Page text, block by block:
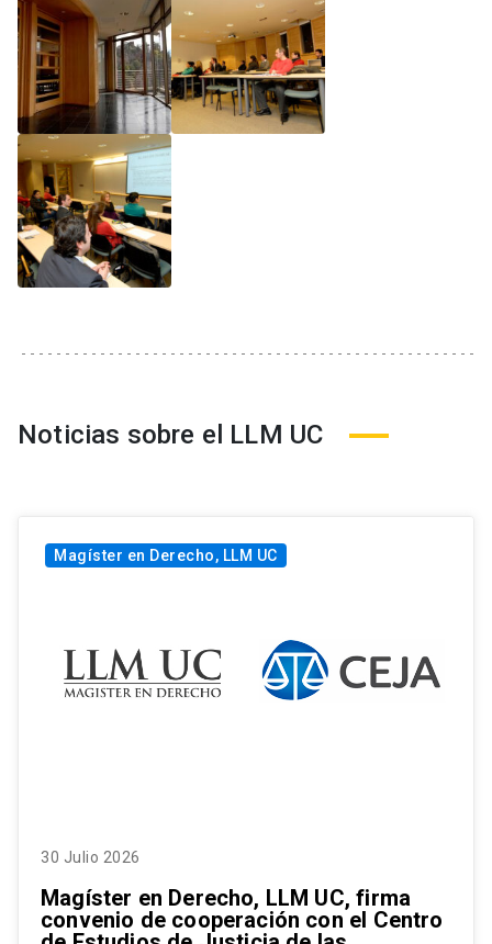
Noticias sobre el LLM UC
Magíster en Derecho, LLM UC
30 Julio 2026
Magíster en Derecho, LLM UC, firma
convenio de cooperación con el Centro